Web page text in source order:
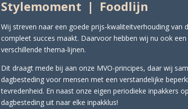
Stylemoment | Foodlijn
Wij streven naar een goede prijs-kwaliteitverhouding
compleet succes maakt. Daarvoor hebben wij nu ook
verschillende thema-lijnen.
Dit draagt mede bij aan onze MVO-principes, daar wij
dagbesteding voor mensen met een verstandelijke
tevredenheid. En naast onze eigen periodieke inpakkers
dagbesteding uit naar elke inpakklus!